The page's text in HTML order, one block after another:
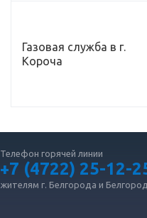
Газовая служба в г.
Короча
Телефон горячей линии
+7 (4722) 25-12-
жителям г. Белгорода и